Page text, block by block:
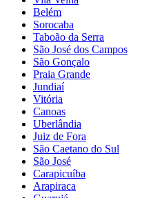
Belém
Sorocaba
Taboão da Serra
São José dos Campos
São Gonçalo
Praia Grande
Jundiaí
Vitória
Canoas
Uberlândia
Juiz de Fora
São Caetano do Sul
São José
Carapicuíba
Arapiraca